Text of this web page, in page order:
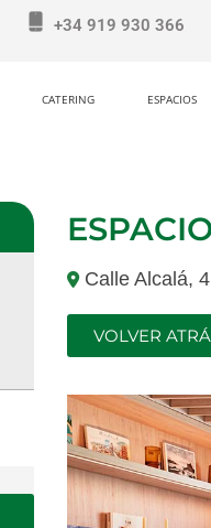
+34 919 930 366
CATERING ESPACIOS
Calle Alcalá,
VOLVER